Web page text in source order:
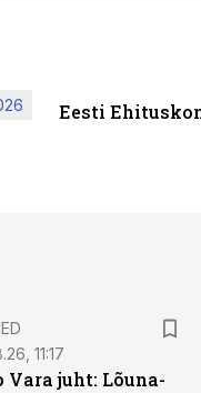
Eesti
11:17
Vara juht: Lõuna-